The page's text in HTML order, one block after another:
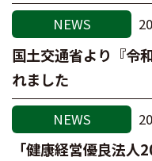
NEWS
国土交通省より『令
れました
NEWS
「健康経営優良法